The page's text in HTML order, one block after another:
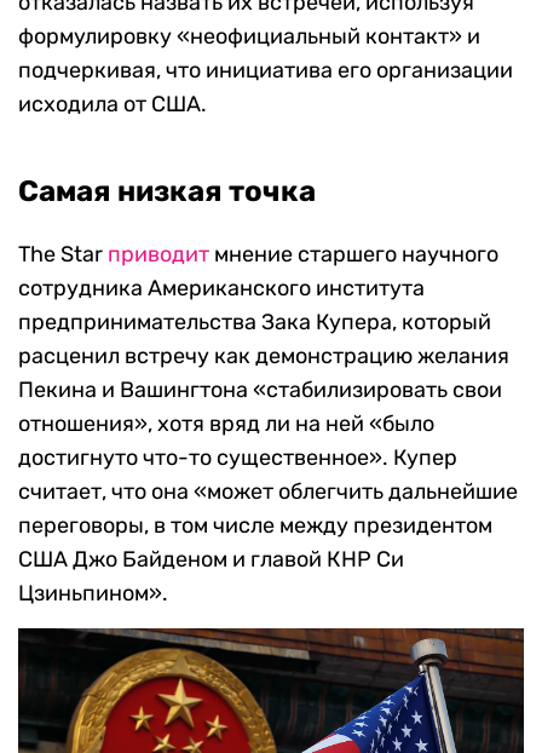
формулировку «неофициальный контакт» и
подчеркивая, что инициатива его организации
исходила от США.
Самая низкая точка
The Star приводит мнение старшего научного
сотрудника Американского института
предпринимательства Зака Купера, который
расценил встречу как демонстрацию желания
Пекина и Вашингтона «стабилизировать свои
отношения», хотя вряд ли на ней «было
достигнуто что-то существенное». Купер
считает, что она «может облегчить дальнейшие
переговоры, в том числе между президентом
США Джо Байденом и главой КНР Си
Цзиньпином».